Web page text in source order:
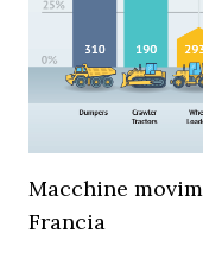
Macchine
Francia